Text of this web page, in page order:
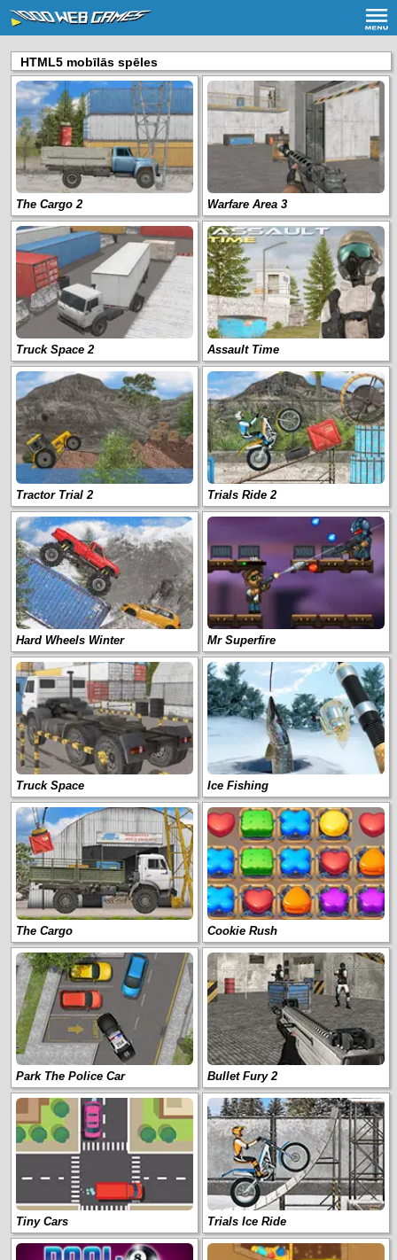
HTML5 mobīlās spēles
The Cargo 2 Warfare Area 3
Truck Space 2 Assault Time
Tractor Trial 2 Trials Ride 2
Hard Wheels Winter Mr Superfire
Truck Space Ice Fishing
The Cargo Cookie Rush
Park The Police Car Bullet Fury 2
Tiny Cars Trials Ice Ride